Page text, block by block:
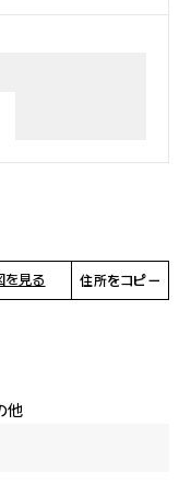
を見る 住所をコピー
他